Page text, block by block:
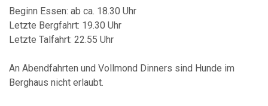
Beginn Essen: ab ca. 18.30 Uhr
Letzte Bergfahrt: 19.30 Uhr
Letzte Talfahrt: 22.55 Uhr
An Abendfahrten und Vollmond Dinners sind Hunde im
Berghaus nicht erlaubt.